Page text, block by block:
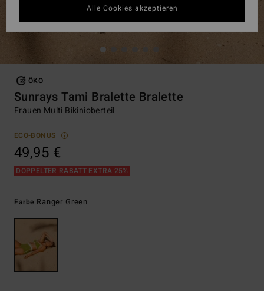
ÖKO
Sunrays Tami Bralette Bralette
Frauen Multi Bikinioberteil
ECO-BONUS
49,95 €
DOPPELTER RABATT EXTRA 25%
Farbe Ranger Green
Alle Cookies akzeptieren